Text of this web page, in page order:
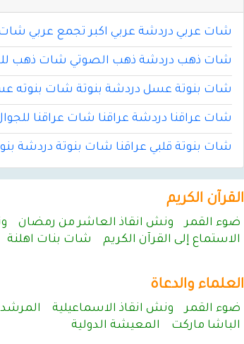
شات عربي دردشة عربي اكبر تجمع عربي
شات ذهب دردشة ذهب الصوتي شات ذهب
شات بنوتة عسل دردشة بنوتة شات
شات عراقنا دردشة عراقنا شات عراقنا
شات بنوتة قلبي عراقنا شات بنوتة دردشة
القرآن الكريم
ضوء القمر ونش انقاذ العاشر من رمضان
الاستماع إلى القرآن الكريم
شات بنات اهلنة
العلماء والدعاة
ضوء القمر ونش انقاذ الاسماعيلية
الباشا ماركت
المعيشة الدولية